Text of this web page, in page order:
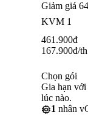
Giảm giá
KVM 1
461.900đ
167.900đ/th
Chọn gói
Gia hạn
lúc nào.
1 nhân